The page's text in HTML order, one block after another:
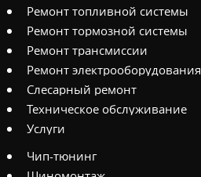
Ремонт топливной системы
Ремонт тормозной системы
Ремонт трансмиссии
Ремонт электрооборудования
Слесарный ремонт
Техническое обслуживание
Услуги
Чип-тюнинг